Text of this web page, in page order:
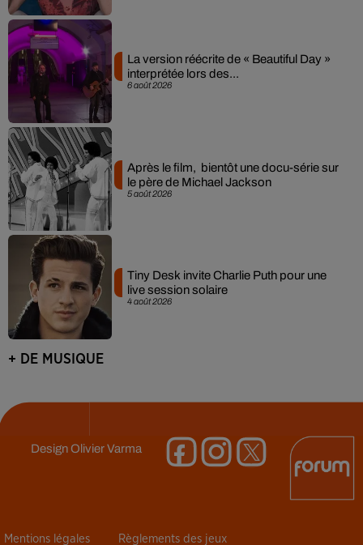
6 août 2026
La version réécrite de « Beautiful Day »
interprétée lors des...
5 août 2026
Après le film, bientôt une docu-série sur
le père de Michael Jackson
4 août 2026
Tiny Desk invite Charlie Puth pour une
live session solaire
+ DE MUSIQUE
DesignOlivier Varma
Mentions légales Règlements des jeux